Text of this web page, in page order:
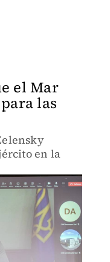
el Mar
las
en la